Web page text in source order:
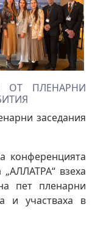
ОТ ПЛЕНАРНИ
заседания
конференцията
взеха
пет пленарни
и участваха в